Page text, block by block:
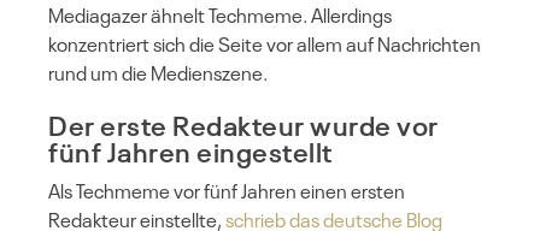
Mediagazer ähnelt Techmeme. Allerdings
konzentriert sich die Seite vor allem auf Nachrichten
rund um die Medienszene.
Der erste Redakteur wurde vor
fünf Jahren eingestellt
Als Techmeme vor fünf Jahren einen ersten
Redakteur einstellte,schrieb das deutsche Blog